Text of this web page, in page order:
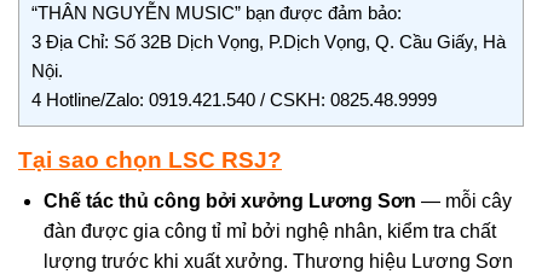
“THÂN NGUYỄN MUSIC” bạn được đảm bảo:
3 Địa Chỉ: Số 32B Dịch Vọng, P.Dịch Vọng, Q. Cầu Giấy, Hà
Nội.
4 Hotline/Zalo: 0919.421.540 / CSKH: 0825.48.9999
Tại sao chọn LSC RSJ?
Chế tác thủ công bởi xưởng Lương Sơn — mỗi cây
đàn được gia công tỉ mỉ bởi nghệ nhân, kiểm tra chất
lượng trước khi xuất xưởng. Thương hiệu Lương Sơn